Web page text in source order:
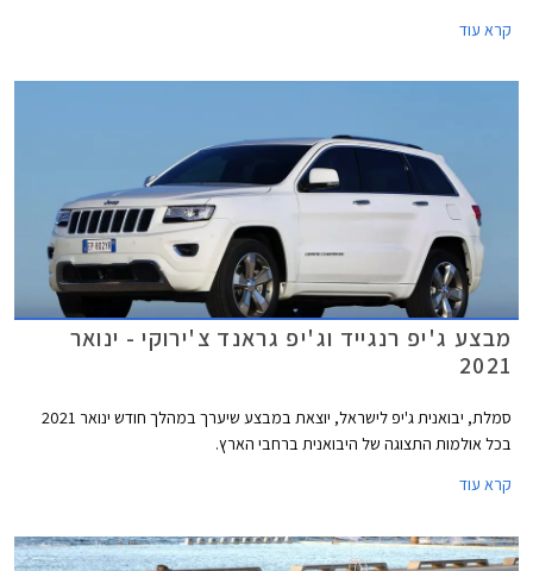
משמעותית לדור הבא של ג'יפ גרנד צ'ירוקי.
קרא עוד
מבצע ג'יפ רנגייד וג'יפ גראנד צ'ירוקי - ינואר
2021
סמלת, יבואנית ג'יפ לישראל, יוצאת במבצע שיערך במהלך חודש ינואר 2021
בכל אולמות התצוגה של היבואנית ברחבי הארץ.
קרא עוד